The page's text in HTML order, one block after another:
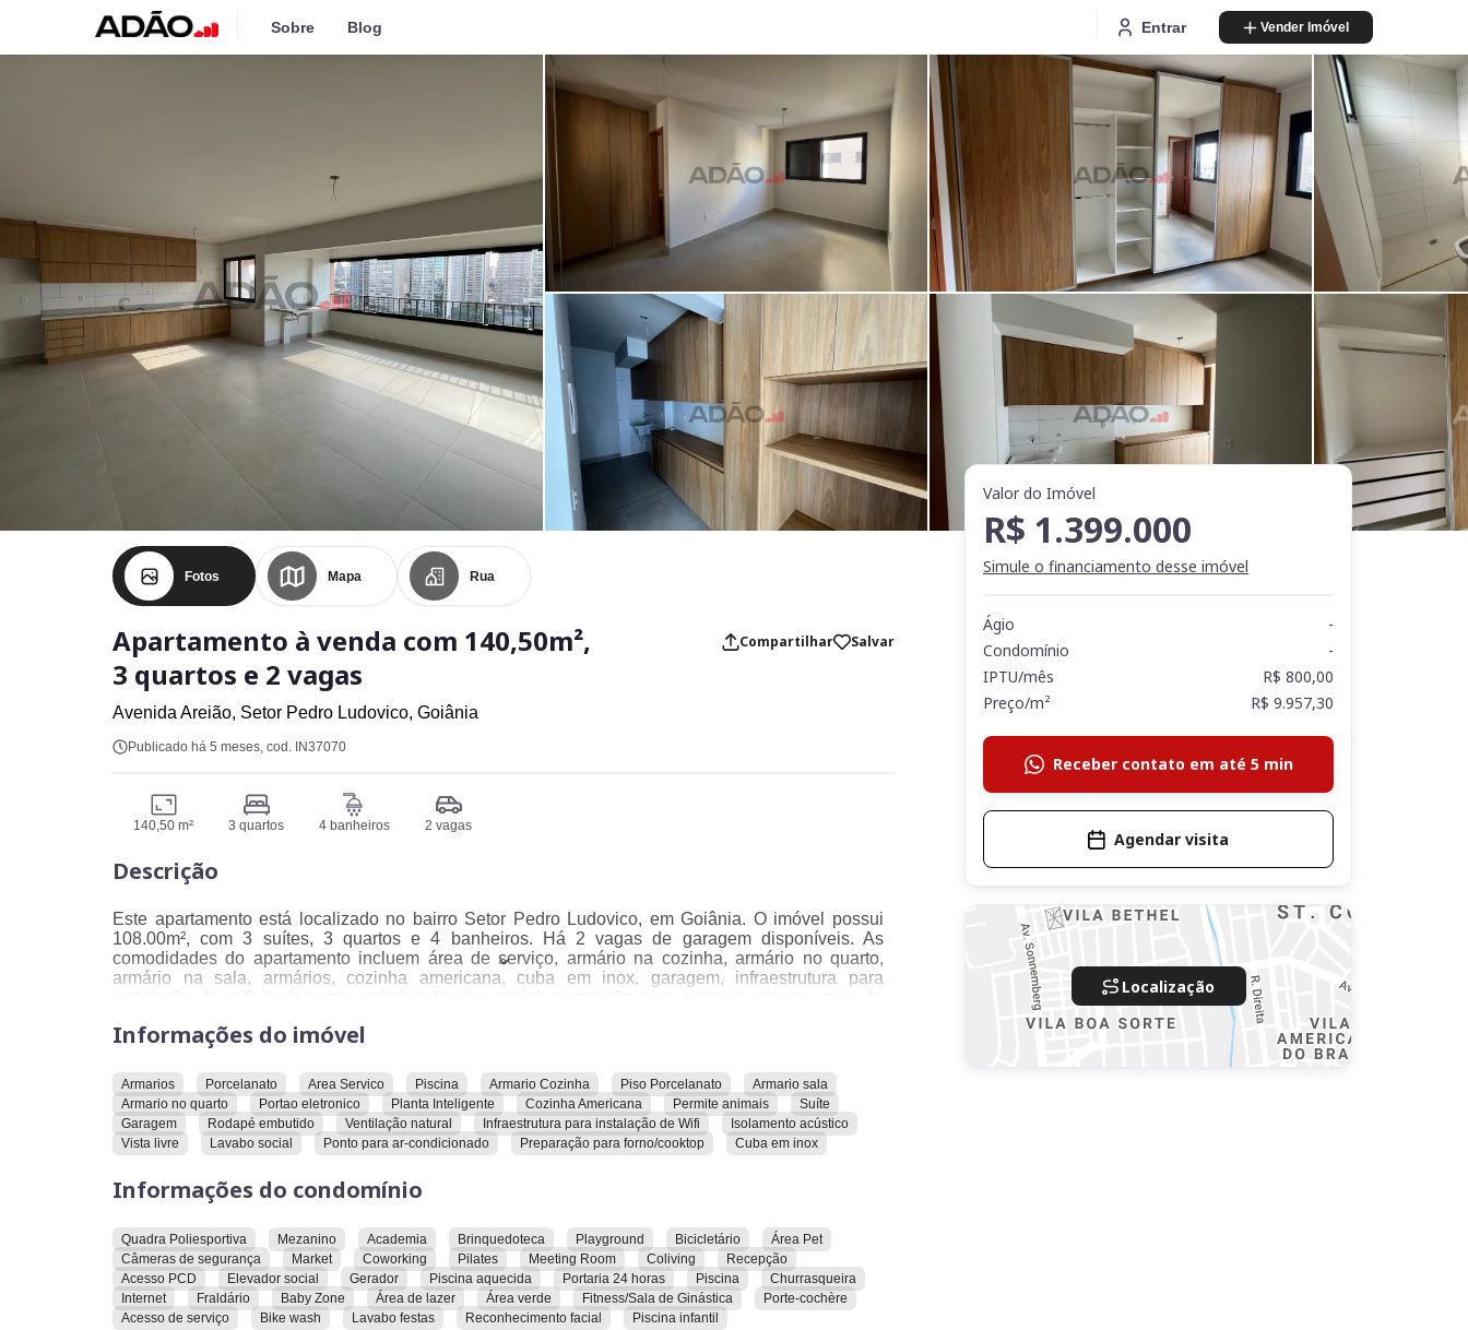
Sobre Blog Entrar Vender Imóvel
Fotos Mapa Rua
Apartamento à venda com 140,50m²,
3 quartos e 2 vagas
Compartilhar Salvar
Avenida Areião, Setor Pedro Ludovico, Goiânia
Publicado há 5 meses, cod. IN37070
140,50 m² 3 quartos 4 banheiros 2 vagas
Descrição
Este apartamento está localizado no bairro Setor Pedro Ludovico, em Goiânia. O imóvel possui
108.00m², com 3 suítes, 3 quartos e 4 banheiros. Há 2 vagas de garagem disponíveis. As
comodidades do apartamento incluem área de serviço, armário na cozinha, armário no quarto,
armário na sala, armários, cozinha americana, cuba em inox, garagem, infraestrutura para
instalação de wifi, isolamento acústico, lavabo social, permissão para animais, piscina, piso de
preparação para forno/cooktop, rodapé embutido, suíte, ventilação natural e vista livre.
O condomínio oferece academia, acesso de serviço, acesso para pessoas com deficiência, área de
lazer, área pet, área verde, baby zone, bike wash, bicicletário, brinquedoteca, câmeras de
segurança, churrasqueira, coworking, coliving, elevador social, fitness/sala de ginástica, fraldário,
gerador, internet, lavabo para festas, market, sala de reuniões, mezanino, pilates, piscina, piscina
aquecida, piscina infantil, playground, portaria 24 horas, porte-cochère, quadra poliesportiva,
escolas, farmácias, Flex Academia, hospital, Madero, Orion Business, Outback, restaurantes,
supermercados e universidades.
Convidamos você a conhecer este imóvel e explorar todas as suas características e comodidades.
Informações do imóvel
Armarios Porcelanato Area Servico Piscina Armario Cozinha Piso Porcelanato
Armario sala
Armario no quarto
Portao eletronico Planta Inteligente Cozinha Americana Permite animais
Suíte
Garagem
Rodapé embutido Ventilação natural Infraestrutura para instalação de Wifi
Isolamento acústico
Vista livre
Lavabo social Ponto para ar-condicionado Preparação para forno/cooktop Cuba em inox
Informações do condomínio
Quadra Poliesportiva Mezanino Academia Brinquedoteca Playground Bicicletário
Área Pet
Câmeras de segurança
Market Coworking Pilates Meeting Room Coliving
Recepção
Acesso PCD
Elevador social Gerador Piscina aquecida Portaria 24 horas Piscina
Churrasqueira
Internet
Fraldário Baby Zone Área de lazer Área verde Fitness/Sala de Ginástica
Porte-cochère
Acesso de serviço
Bike wash Lavabo festas Reconhecimento facial Piscina infantil
Valor do Imóvel
R$ 1.399.000
Simule o financiamento desse imóvel
Ágio
-
Condomínio
-
IPTU/mês
R$ 800,00
Preço/m²
R$ 9.957,30
Receber contato em até 5 min
Agendar visita
Localização